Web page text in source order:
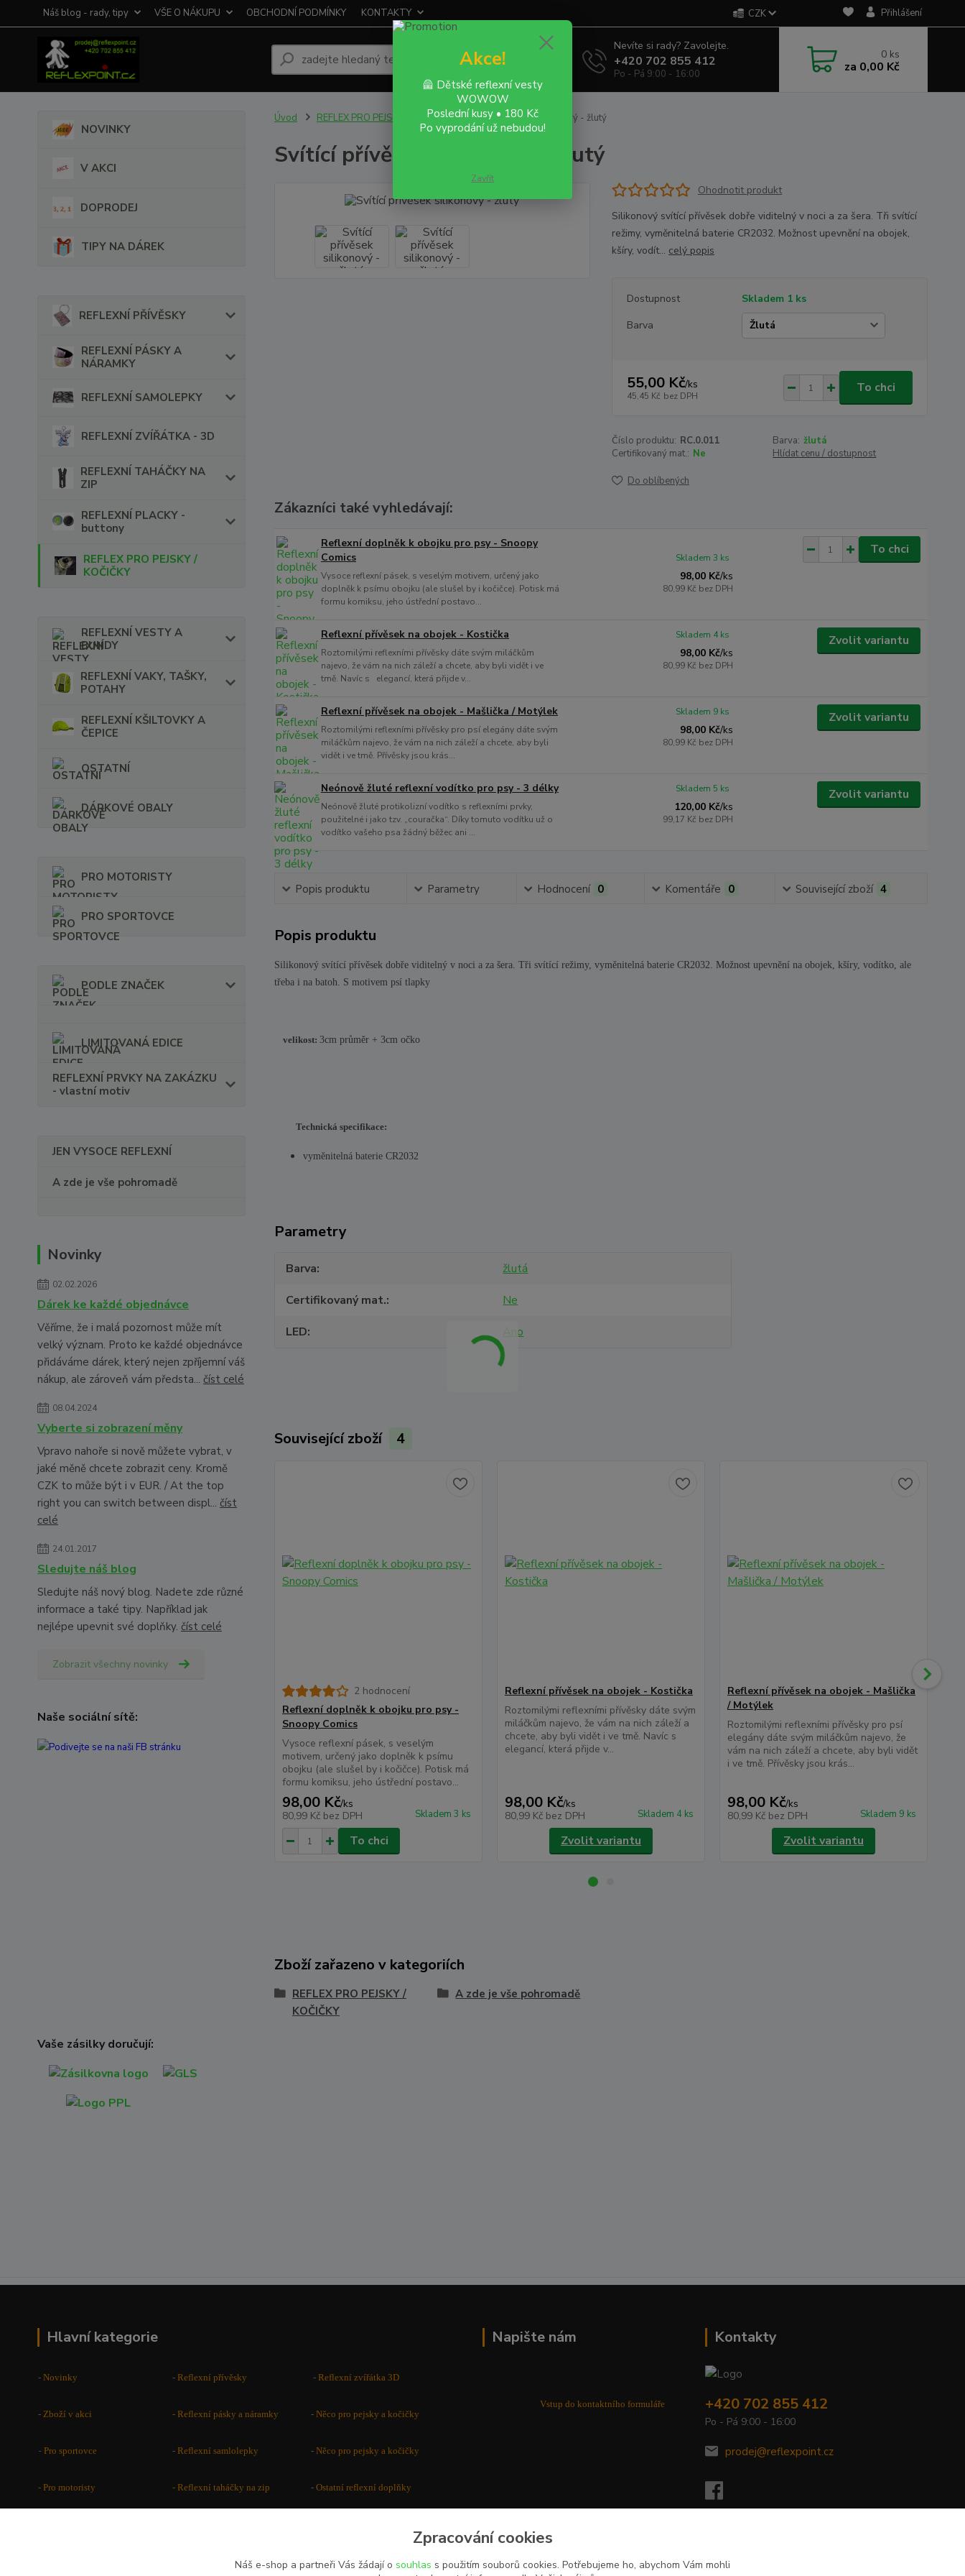
Náš blog - rady, tipy VŠE O NÁKUPU OBCHODNÍ PODMÍNKY KONTAKTY CZK Přihlášení
Hledat
Nevíte si rady? Zavolejte.
+420 702 855 412
Po - Pá 9:00 - 16:00
0 ks
za 0,00 Kč
NOVINKY
V AKCI
DOPRODEJ
TIPY NA DÁREK
REFLEXNÍ PŘÍVĚSKY
REFLEXNÍ PÁSKY A
NÁRAMKY
REFLEXNÍ SAMOLEPKY
REFLEXNÍ ZVÍŘÁTKA - 3D
REFLEXNÍ TAHÁČKY NA
ZIP
REFLEXNÍ PLACKY -
buttony
REFLEX PRO PEJSKY /
KOČIČKY
REFLEXNÍ VESTY A
BUNDY
REFLEXNÍ VAKY, TAŠKY,
POTAHY
REFLEXNÍ KŠILTOVKY A
ČEPICE
OSTATNÍ
DÁRKOVÉ OBALY
PRO MOTORISTY
PRO SPORTOVCE
PODLE ZNAČEK
LIMITOVANÁ EDICE
REFLEXNÍ PRVKY NA ZAKÁZKU
- vlastní motiv
JEN VYSOCE REFLEXNÍ
A zde je vše pohromadě
Novinky
02.02.2026
Dárek ke každé objednávce
Věříme, že i malá pozornost může mít
velký význam. Proto ke každé objednávce
přidáváme dárek, který nejen zpříjemní váš
nákup, ale zároveň vám předsta... číst celé
08.04.2024
Vyberte si zobrazení měny
Vpravo nahoře si nově můžete vybrat, v
jaké měně chcete zobrazit ceny. Kromě
CZK to může být i v EUR. / At the top
right you can switch between displ... číst
celé
24.01.2017
Sledujte náš blog
Sledujte náš nový blog. Nadete zde různé
informace a také tipy. Například jak
nejlépe upevnit své doplňky. číst celé
Zobrazit všechny novinky
Naše sociální sítě:
Vaše zásilky doručují:
Úvod REFLEX PRO PEJSKY / KOČIČKY Svítící přívěsek silikonový - žlutý
Svítící přívěsek silikonový - žlutý
Ohodnotit produkt
Silikonový svítící přívěsek dobře viditelný v noci a za šera. Tři svítící
režimy, vyměnitelná baterie CR2032. Možnost upevnění na obojek,
kšíry, vodít... celý popis
Dostupnost
Skladem 1 ks
Barva
55,00 Kč/ks
45,45 Kč bez DPH
To chci
Číslo produktu: RC.0.011 Barva: žlutá
Certifikovaný mat.: Ne Hlídat cenu / dostupnost
Do oblíbených
Zákazníci také vyhledávají:
Reflexní doplněk k obojku pro psy - Snoopy
Comics
Vysoce reflexní pásek, s veselým motivem, určený jako
doplněk k psímu obojku (ale slušel by i kočičce). Potisk má
formu komiksu, jeho ústřední postavo...
98,00 Kč/ks
80,99 Kč bez DPH
Skladem 3 ks
To chci
Reflexní přívěsek na obojek - Kostička
Roztomilými reflexními přívěsky dáte svým miláčkům
najevo, že vám na nich záleží a chcete, aby byli vidět i ve
tmě. Navíc s elegancí, která přijde v...
98,00 Kč/ks
80,99 Kč bez DPH
Skladem 4 ks Zvolit variantu
Reflexní přívěsek na obojek - Mašlička / Motýlek
Roztomilými reflexními přívěsky pro psí elegány dáte svým
miláčkům najevo, že vám na nich záleží a chcete, aby byli
vidět i ve tmě. Přívěsky jsou krás...
98,00 Kč/ks
80,99 Kč bez DPH
Skladem 9 ks Zvolit variantu
Neónově žluté reflexní vodítko pro psy - 3 délky
Neónově žluté protikolizní vodítko s reflexními prvky,
použitelné i jako tzv. „couračka“. Díky tomuto vodítku už o
vodítko vašeho psa žádný běžec ani ...
120,00 Kč/ks
99,17 Kč bez DPH
Skladem 5 ks Zvolit variantu
Popis produktu Parametry Hodnocení 0 Komentáře 0 Související zboží 4
Popis produktu
Silikonový svítící přívěsek dobře viditelný v noci a za šera. Tři svítící režimy, vyměnitelná baterie CR2032. Možnost upevnění na obojek, kšíry, vodítko, ale
třeba i na batoh. S motivem psí tlapky
velikost: 3cm průměr + 3cm očko
Technická specifikace:
vyměnitelná baterie CR2032
Parametry
Barva
žlutá
Certifikovaný mat.
Ne
LED
Ano
Související zboží 4
2 hodnocení
Reflexní doplněk k obojku pro psy -
Snoopy Comics
Vysoce reflexní pásek, s veselým
motivem, určený jako doplněk k psímu
obojku (ale slušel by i kočičce). Potisk má
formu komiksu, jeho ústřední postavo...
98,00 Kč/ks
80,99 Kč bez DPH Skladem 3 ks
To chci
Reflexní přívěsek na obojek - Kostička
Roztomilými reflexními přívěsky dáte svým
miláčkům najevo, že vám na nich záleží a
chcete, aby byli vidět i ve tmě. Navíc s
elegancí, která přijde v...
98,00 Kč/ks
80,99 Kč bez DPH Skladem 4 ks
Zvolit variantu
Reflexní přívěsek na obojek - Mašlička
/ Motýlek
Roztomilými reflexními přívěsky pro psí
elegány dáte svým miláčkům najevo, že
vám na nich záleží a chcete, aby byli vidět
i ve tmě. Přívěsky jsou krás...
98,00 Kč/ks
80,99 Kč bez DPH Skladem 9 ks
Zvolit variantu
Zboží zařazeno v kategoriích
REFLEX PRO PEJSKY /
KOČIČKY
A zde je vše pohromadě
Hlavní kategorie
- Novinky - Reflexní přívěsky - Reflexní zvířátka 3D
- Zboží v akci - Reflexní pásky a náramky - Něco pro pejsky a kočičky
- Pro sportovce - Reflexní samlolepky - Něco pro pejsky a kočičky
- Pro motoristy - Reflexní taháčky na zip - Ostatní reflexní doplňky
Reflexní kšiltovky a čepice -Na zakázku
Napište nám
Vstup do kontaktního formuláře
Kontakty
+420 702 855 412
Po - Pá 9:00 - 16:00
prodej@reflexpoint.cz
Akce!
🦺 Dětské reflexní vesty
WOWOW
Poslední kusy • 180 Kč
Po vyprodání už nebudou!
Zavřít
Zpracování cookies
Náš e-shop a partneři Vás žádají o souhlas s použitím souborů cookies. Potřebujeme ho, abychom Vám mohli